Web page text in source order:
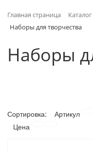
ИНТЕРЬЕР
ЛАКОКРАСОЧНЫЕ
Главная страница Каталог
Наборы для творчества
Наборы
Сортировка: Артикул
Цена